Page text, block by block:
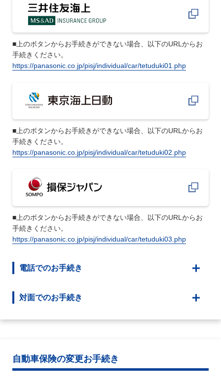
■上のボタンからお手続きができない場合、以下のURLからお
手続きください。
https://panasonic.co.jp/pisj/individual/car/tetuduki01.php
■上のボタンからお手続きができない場合、以下のURLからお
手続きください。
https://panasonic.co.jp/pisj/individual/car/tetuduki02.php
■上のボタンからお手続きができない場合、以下のURLからお
手続きください。
https://panasonic.co.jp/pisj/individual/car/tetuduki03.php
電話でのお手続き
対面でのお手続き
自動車保険の変更お手続き